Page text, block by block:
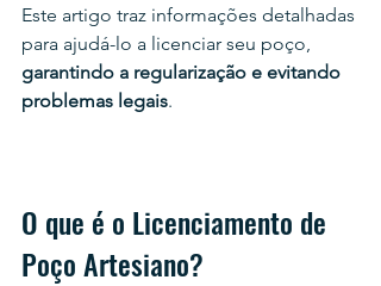
Este artigo traz informações detalhadas
para ajudá-lo a licenciar seu poço,
garantindo a regularização e evitando
problemas legais.
O que é o Licenciamento de
Poço Artesiano?